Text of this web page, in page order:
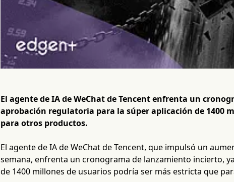
El agente de IA de WeChat de Tencent enfrenta un
aprobación regulatoria para la súper aplicación de 1400
para otros productos.
El agente de IA de WeChat de Tencent, que impulsó un
semana, enfrenta un cronograma de lanzamiento incierto,
de 1400 millones de usuarios podría ser más estricta que